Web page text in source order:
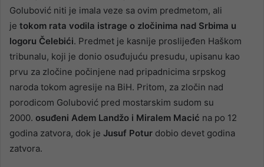
Golubović niti je imala veze sa ovim predmetom, ali
je tokom rata vodila istrage o zločinima nad Srbima u
logoru Čelebići. Predmet je kasnije proslijeđen Haškom
tribunalu, koji je donio osuđujuću presudu, upisanu kao
prvu za zločine počinjene nad pripadnicima srpskog
naroda tokom agresije na BiH. Pritom, za zločin nad
porodicom Golubović pred mostarskim sudom su
2000. osuđeni Adem Landžo i Miralem Macić na po 12
godina zatvora, dok je Jusuf Potur dobio devet godina
zatvora.